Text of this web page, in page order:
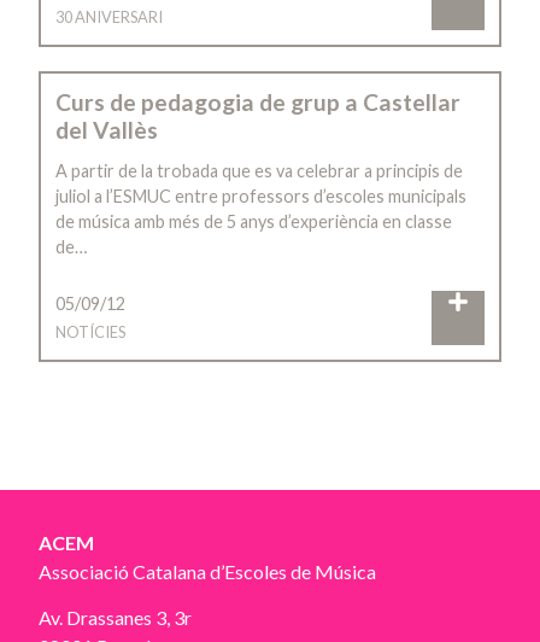
30 ANIVERSARI
Curs de pedagogia de grup a Castellar
del Vallès
A partir de la trobada que es va celebrar a principis de
juliol a l’ESMUC entre professors d’escoles municipals
de música amb més de 5 anys d’experiència en classe
de…
05/09/12
NOTÍCIES
ACEM
Associació Catalana d’Escoles de Música
Av. Drassanes 3, 3r